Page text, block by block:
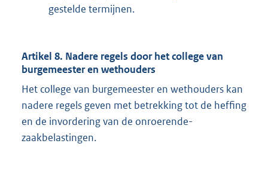
gestelde termijnen.
Artikel 8. Nadere regels door het college van
burgemeester en wethouders
Het college van burgemeester en wethouders kan
nadere regels geven met betrekking tot de heffing
en de invordering van de onroerende-
zaakbelastingen.